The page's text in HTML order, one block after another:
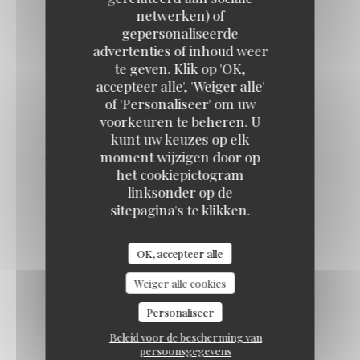
netwerken) of
gepersonaliseerde
advertenties of inhoud weer
te geven. Klik op 'OK,
accepteer alle', 'Weiger alle'
of 'Personaliseer' om uw
voorkeuren te beheren. U
kunt uw keuzes op elk
moment wijzigen door op
het cookiepictogram
linksonder op de
sitepagina's te klikken.
OK, accepteer alle
Weiger alle cookies
Personaliseer
Beleid voor de bescherming van
persoonsgegevens
/5Braai Shack Restaurant